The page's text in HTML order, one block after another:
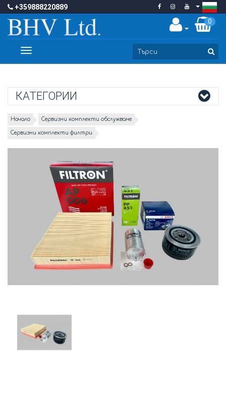
+359888220889
0
Toggle
КАТЕГОРИИ
Начало Сервизни комплекти обслужване
Сервизни комплекти филтри